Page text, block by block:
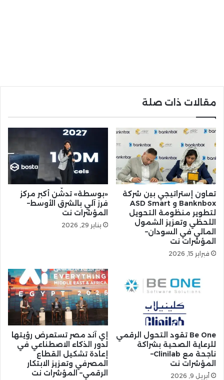
مقالات ذات صلة
ﺗﻌﺎون إﺳﺘﺮاﺗﻴﺠﻲ ﺑﻴن شركة
Banknbox و ASD Smart
ﻟﺘﻄﻮﻳﺮ ﻣﻨﻈﻮﻣﺔ اﻟﺘﺤﻮﻳﻞ
اﻟﻠﺤﻈﻲ وﺗﻌﺰﻳﺰ اﻟﺸﻤﻮل
اﻟﻤﺎﻟﻲ ﻓﻲ اﻟﺴﻮدان–
المؤشرات نت
فبراير 15, 2026
«بوسطة» تدشّن أكبر مركز
فرز آلي بالشرق الأوسط–
المؤشرات نت
يناير 29, 2026
Be One تقود التحول الرقمي
للرعاية الصحية بشراكة
ناجحة مع Clinilab–
المؤشرات نت
أبريل 9, 2026
إي آند مصر تستعرض رؤيتها
لدور الذكاء الاصطناعي في
إعادة تشكيل القطاع
المصرفي وتعزيز الابتكار
الرقمي– المؤشرات نت